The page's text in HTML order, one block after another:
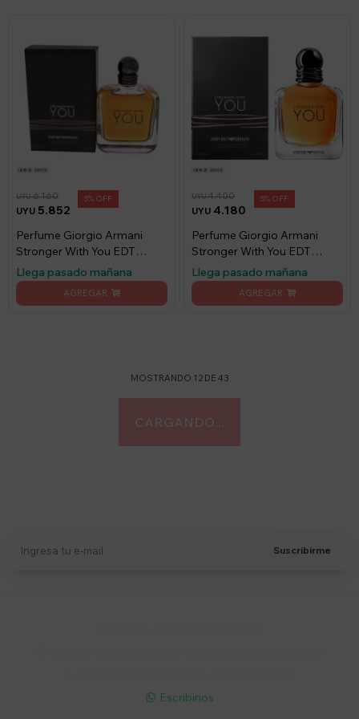
UYU 5.852
UYU6.160 5
Perfume Giorgio Armani
Stronger With You EDT
150ml
Llega pasado mañana
UYU 4.180
UYU4.400 5
Perfume Giorgio Armani
Stronger With You EDT
100ml
Llega pasado mañana
MOSTRANDO 12DE 43
Suscribirme
 Escribinos